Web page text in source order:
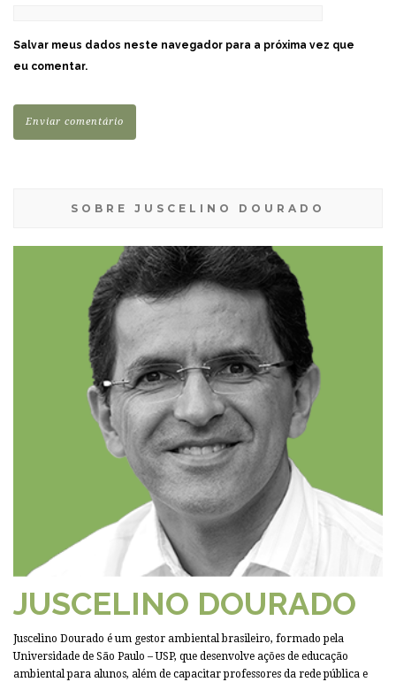
Salvar meus dados neste navegador para a próxima vez que
eu comentar.
SOBRE JUSCELINO DOURADO
JUSCELINO DOURADO
Juscelino Dourado é um gestor ambiental brasileiro, formado pela
Universidade de São Paulo – USP, que desenvolve ações de educação
ambiental para alunos, além de capacitar professores da rede pública e